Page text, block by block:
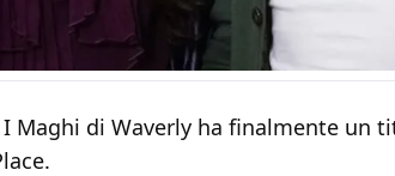
I Maghi di Waverly ha finalmente un